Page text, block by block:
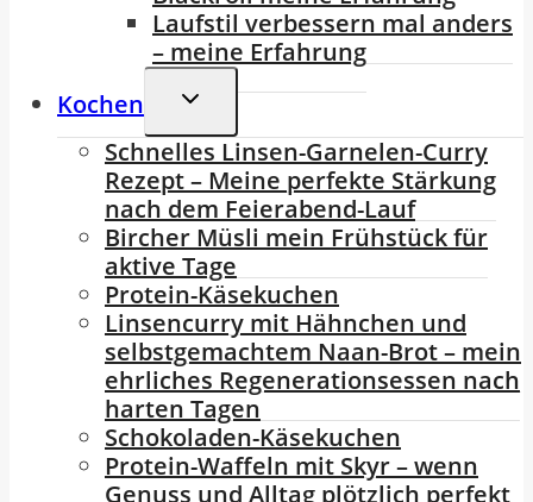
Laufstil verbessern mal anders
– meine Erfahrung
Kochen
Untermenü
Schnelles Linsen-Garnelen-Curry
Rezept – Meine perfekte Stärkung
nach dem Feierabend-Lauf
Bircher Müsli mein Frühstück für
aktive Tage
Protein-Käsekuchen
Linsencurry mit Hähnchen und
selbstgemachtem Naan-Brot – mein
ehrliches Regenerationsessen nach
harten Tagen
Schokoladen-Käsekuchen
Protein-Waffeln mit Skyr – wenn
Genuss und Alltag plötzlich perfekt